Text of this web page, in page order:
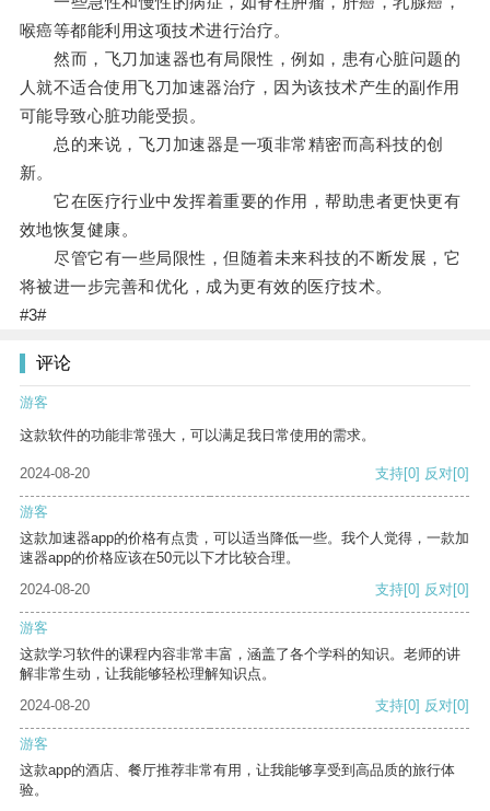
喉癌等都能利用这项技术进行治疗。
然而，飞刀加速器也有局限性，例如，患有心脏问题的
人就不适合使用飞刀加速器治疗，因为该技术产生的副作用
可能导致心脏功能受损。
总的来说，飞刀加速器是一项非常精密而高科技的创
新。
它在医疗行业中发挥着重要的作用，帮助患者更快更有
效地恢复健康。
尽管它有一些局限性，但随着未来科技的不断发展，它
将被进一步完善和优化，成为更有效的医疗技术。
#3#
评论
游客
这款软件的功能非常强大，可以满足我日常使用的需求。
2024-08-20 支持[0] 反对[0]
游客
这款加速器app的价格有点贵，可以适当降低一些。我个人觉得，一款加
速器app的价格应该在50元以下才比较合理。
2024-08-20
支持[0] 反对[0]
游客
这款学习软件的课程内容非常丰富，涵盖了各个学科的知识。老师的讲
解非常生动，让我能够轻松理解知识点。
2024-08-20
支持[0] 反对[0]
游客
这款app的酒店、餐厅推荐非常有用，让我能够享受到高品质的旅行体
验。